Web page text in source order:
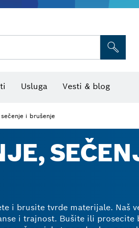
Usluga Vesti & blog
i brušenje
i brusite tvrde materijale. Naš
i trajnost. Bušite ili prosecite